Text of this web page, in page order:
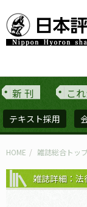
新 刊 こ
テキスト採用
HOME 雑誌総合トッ
雑誌詳細：